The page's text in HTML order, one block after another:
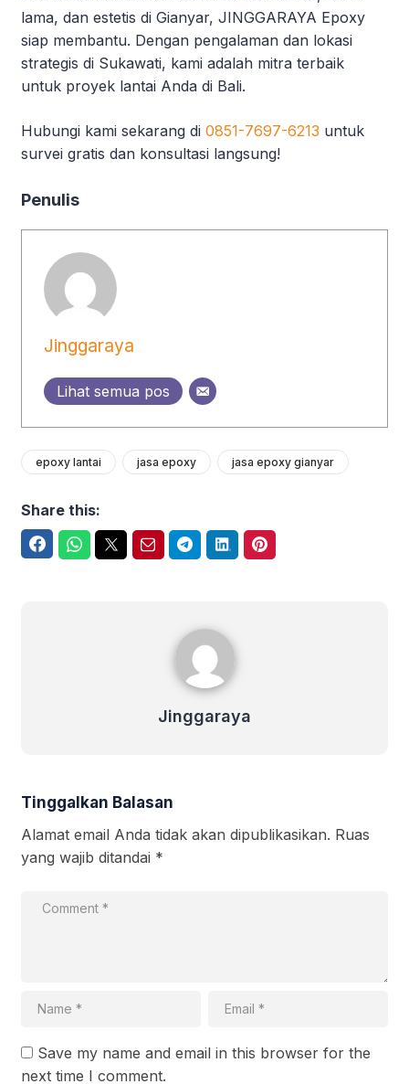
lama, dan estetis di Gianyar, JINGGARAYA Epoxy
siap membantu. Dengan pengalaman dan lokasi
strategis di Sukawati, kami adalah mitra terbaik
untuk proyek lantai Anda di Bali.
Hubungi kami sekarang di 0851-7697-6213 untuk
survei gratis dan konsultasi langsung!
Penulis
Jinggaraya
Lihat semua pos
epoxy lantai jasa epoxy jasa epoxy gianyar
Share this:
Jinggaraya
Tinggalkan Balasan
Alamat email Anda tidak akan dipublikasikan. Ruas
yang wajib ditandai *
Save my name and email in this browser for the
next time I comment.